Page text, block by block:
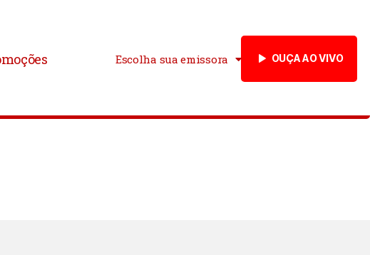
Escolha sua emissora OUÇA AO VIVO